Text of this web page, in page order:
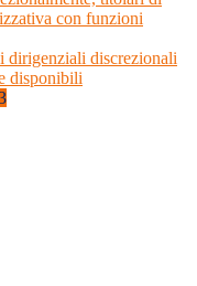
con funzioni
dirigenziali discrezionali
disponibili